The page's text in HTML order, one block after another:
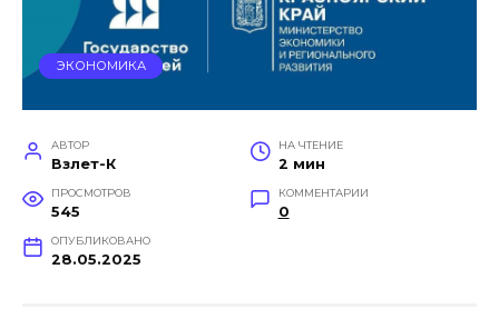
ЭКОНОМИКА
АВТОР
Взлет-К
НА ЧТЕНИЕ
2 мин
ПРОСМОТРОВ
545
КОММЕНТАРИИ
0
ОПУБЛИКОВАНО
28.05.2025